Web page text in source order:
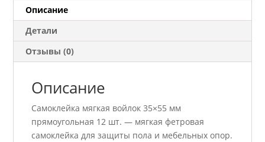
шт.Описание
Детали
Отзывы (0)
Описание
Самоклейка мягкая войлок 35×55 мм
прямоугольная 12 шт. — мягкая фетровая
самоклейка для защиты пола и мебельных опор.